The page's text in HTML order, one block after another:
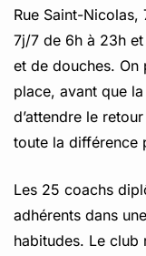
Rue Saint-
7j/7 de 6h à 23h
et de douches. On
place, avant que
d’attendre le
toute la différence
Les 25 coachs
adhérents dans
habitudes. Le club